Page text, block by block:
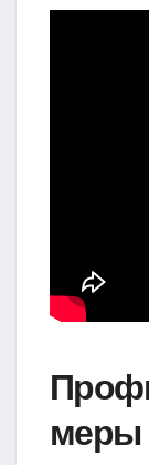
меры